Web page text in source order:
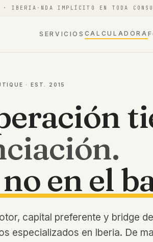
· IBERIA · NDA IMPLÍCITO EN TODA
SERVICIOS CALCULADORA
· EST. 2015
en el
capital preferente y bridge
especializados en Iberia. De